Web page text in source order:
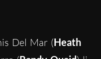
Del Mar (Heath